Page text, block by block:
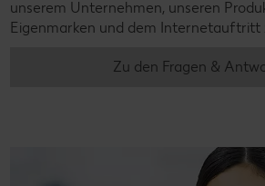
unserem Unternehmen, unseren
Eigenmarken und dem Internetauftritt
Zu den Fragen &